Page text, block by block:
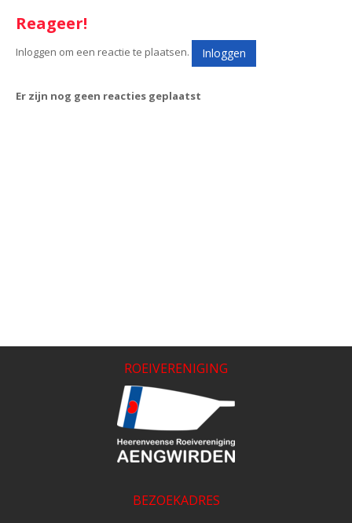
Reageer!
Inloggen om een reactie te plaatsen. Inloggen
Er zijn nog geen reacties geplaatst
ROEIVERENIGING
BEZOEKADRES